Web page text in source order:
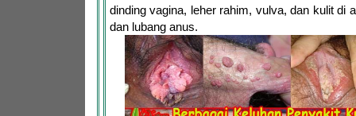
dinding vagina, leher rahim, vulva, dan kulit di
dan lubang anus.